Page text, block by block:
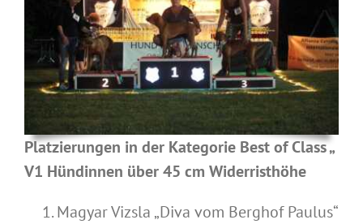
Platzierungen in der Kategorie Best of Class „
V1 Hündinnen über 45 cm Widerristhöhe
Magyar Vizsla „Diva vom Berghof Paulus“